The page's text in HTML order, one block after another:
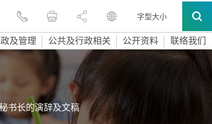
字型大小
及管理 公共及行政相关 公开资料 联络我们
书长的演辞及文稿